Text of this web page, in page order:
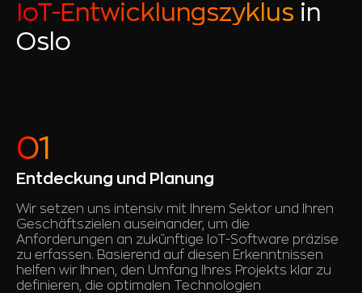
IoT-Entwicklungszyklus in
Oslo
Entdeckung und Planung
Wir setzen uns intensiv mit Ihrem Sektor und Ihren
Geschäftszielen auseinander, um die
Anforderungen an zukünftige IoT-Software präzise
zu erfassen. Basierend auf diesen Erkenntnissen
helfen wir Ihnen, den Umfang Ihres Projekts klar zu
definieren, die optimalen Technologien